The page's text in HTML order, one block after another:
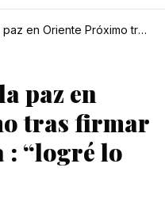
Trump celebra la paz en Oriente Próximo tras firmar el acuerdo Gaza : “logré lo imposible”
paz en
tras firmar
: “logré lo